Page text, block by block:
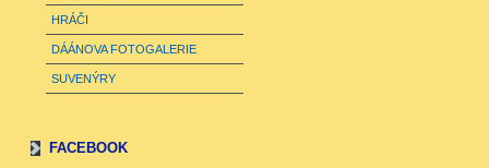
HRÁČI
DÁÁNOVA FOTOGALERIE
SUVENÝRY
FACEBOOK